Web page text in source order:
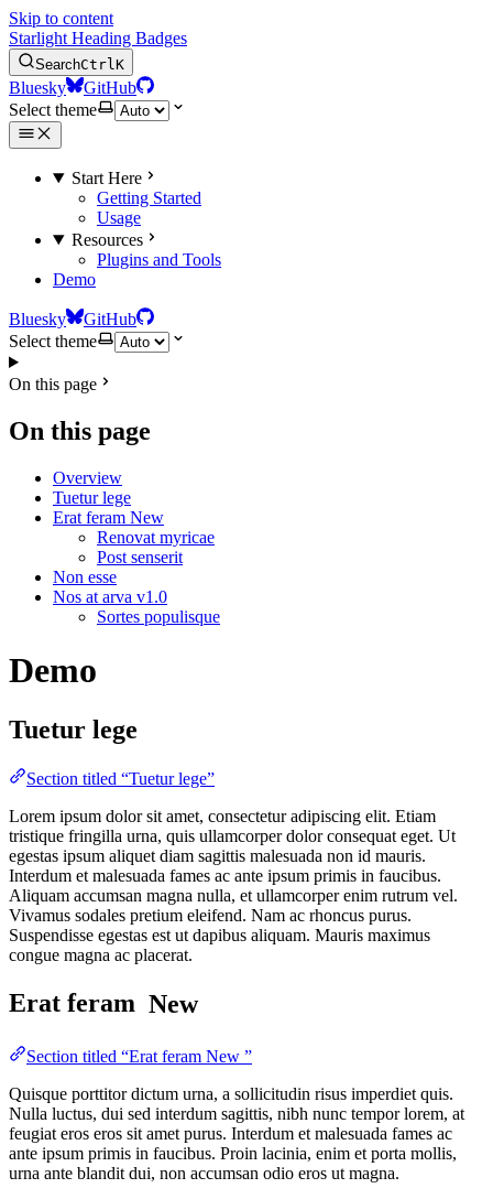
Skip to content
Starlight Heading Badges
SearchCtrlK
Bluesky
GitHub
Select theme
Start Here
Getting Started
Usage
Resources
Plugins and Tools
Demo
Bluesky
GitHub
Select theme
On this page
On this page
Overview
Tuetur lege
Erat feram New
Renovat myricae
Post senserit
Non esse
Nos at arva v1.0
Sortes populisque
Demo
Tuetur lege
Section titled “Tuetur lege”
Lorem ipsum dolor sit amet, consectetur adipiscing elit. Etiam
tristique fringilla urna, quis ullamcorper dolor consequat eget. Ut
egestas ipsum aliquet diam sagittis malesuada non id mauris.
Interdum et malesuada fames ac ante ipsum primis in faucibus.
Aliquam accumsan magna nulla, et ullamcorper enim rutrum vel.
Vivamus sodales pretium eleifend. Nam ac rhoncus purus.
Suspendisse egestas est ut dapibus aliquam. Mauris maximus
congue magna ac placerat.
Erat feram New
Section titled “Erat feram New ”
Quisque porttitor dictum urna, a sollicitudin risus imperdiet quis.
Nulla luctus, dui sed interdum sagittis, nibh nunc tempor lorem, at
feugiat eros eros sit amet purus. Interdum et malesuada fames ac
ante ipsum primis in faucibus. Proin lacinia, enim et porta mollis,
urna ante blandit dui, non accumsan odio eros ut magna.